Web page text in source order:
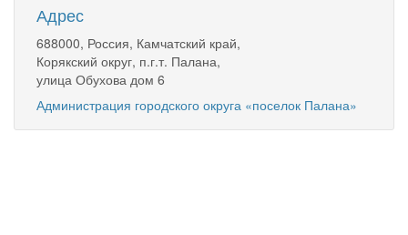
Адрес
688000, Россия, Камчатский край,
Корякский округ, п.г.т. Палана,
улица Обухова дом 6
Администрация городского округа «поселок Палана»